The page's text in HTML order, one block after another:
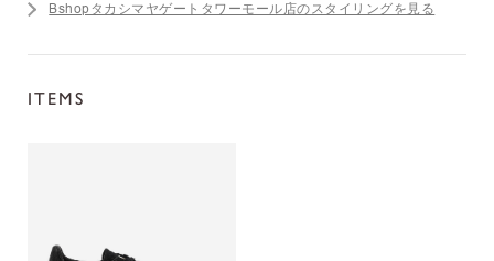
Bshopタカシマヤゲートタワーモール店のスタイリングを見る
ITEMS